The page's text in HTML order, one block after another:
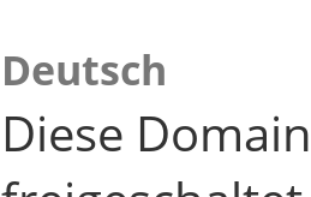
Deutsch
Diese